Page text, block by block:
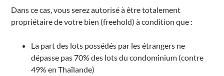
Dans ce cas, vous serez autorisé à être totalement
propriétaire de votre bien (freehold) à condition que :
La part des lots possédés par les étrangers ne
dépasse pas 70% des lots du condominium (contre
49% en Thaïlande)